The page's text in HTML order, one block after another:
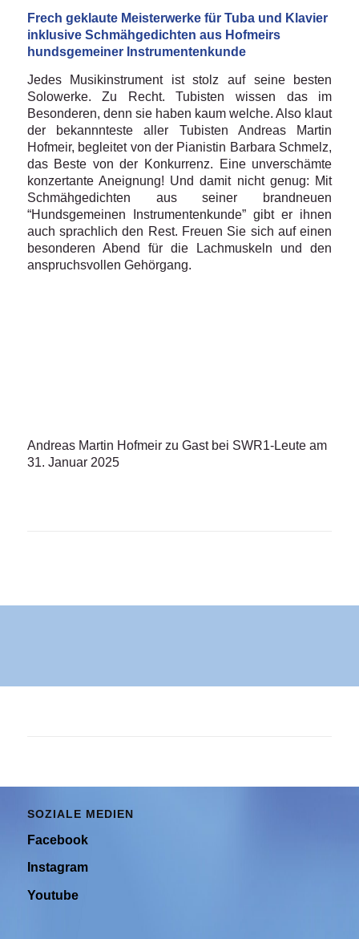
Frech geklaute Meisterwerke für Tuba und Klavier
inklusive Schmähgedichten aus Hofmeirs
hundsgemeiner Instrumentenkunde
Jedes Musikinstrument ist stolz auf seine besten
Solowerke. Zu Recht. Tubisten wissen das im
Besonderen, denn sie haben kaum welche. Also klaut
der bekannnteste aller Tubisten Andreas Martin
Hofmeir, begleitet von der Pianistin Barbara Schmelz,
das Beste von der Konkurrenz. Eine unverschämte
konzertante Aneignung! Und damit nicht genug: Mit
Schmähgedichten aus seiner brandneuen
“Hundsgemeinen Instrumentenkunde” gibt er ihnen
auch sprachlich den Rest. Freuen Sie sich auf einen
besonderen Abend für die Lachmuskeln und den
anspruchsvollen Gehörgang.
Andreas Martin Hofmeir zu Gast bei SWR1-Leute am
31. Januar 2025
SOZIALE MEDIEN
Facebook
Instagram
Youtube